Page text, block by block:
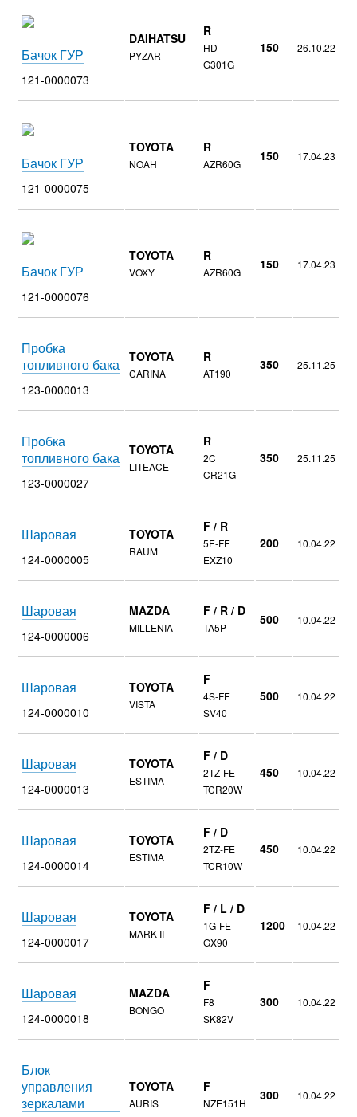
Бачок ГУР
121-0000073
DAIHATSU
PYZAR
R
HD
G301G
150 26.10.22
Бачок ГУР
121-0000075
TOYOTA
NOAH
R
AZR60G
150 17.04.23
Бачок ГУР
121-0000076
TOYOTA
VOXY
R
AZR60G
150 17.04.23
Пробка
топливного бака
123-0000013
TOYOTA
CARINA
R
AT190
350 25.11.25
Пробка
топливного бака
123-0000027
TOYOTA
LITEACE
R
2C
CR21G
350 25.11.25
Шаровая
124-0000005
TOYOTA
RAUM
F / R
5E-FE
EXZ10
200 10.04.22
Шаровая
124-0000006
MAZDA
MILLENIA
F / R / D
TA5P
500 10.04.22
Шаровая
124-0000010
TOYOTA
VISTA
F
4S-FE
SV40
500 10.04.22
Шаровая
124-0000013
TOYOTA
ESTIMA
F / D
2TZ-FE
TCR20W
450 10.04.22
Шаровая
124-0000014
TOYOTA
ESTIMA
F / D
2TZ-FE
TCR10W
450 10.04.22
Шаровая
124-0000017
TOYOTA
MARK II
F / L / D
1G-FE
GX90
1200 10.04.22
Шаровая
124-0000018
MAZDA
BONGO
F
F8
SK82V
300 10.04.22
Блок
управления
зеркалами
TOYOTA
AURIS
F
NZE151H
300 10.04.22